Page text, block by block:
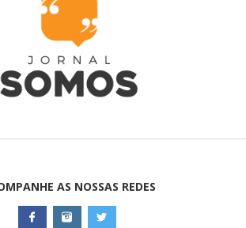
AS NOSSAS REDES